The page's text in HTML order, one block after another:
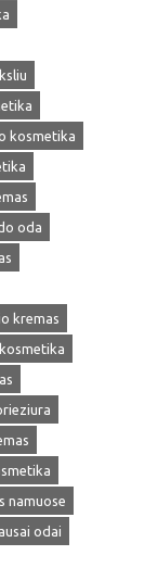
kosmetika
oda
kremas
namuose
odai